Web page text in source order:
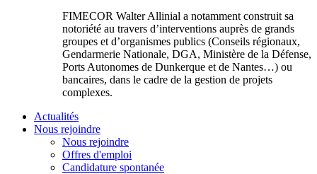
FIMECOR Walter Allinial a notamment construit sa
notoriété au travers d’interventions auprès de grands
groupes et d’organismes publics (Conseils régionaux,
Gendarmerie Nationale, DGA, Ministère de la Défense,
Ports Autonomes de Dunkerque et de Nantes…) ou
bancaires, dans le cadre de la gestion de projets
complexes.
Actualités
Nous rejoindre
Nous rejoindre
Offres d'emploi
Candidature spontanée